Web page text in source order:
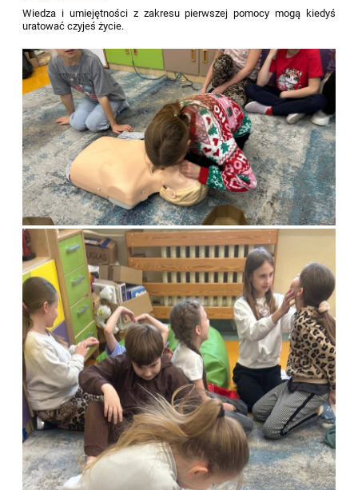
Wiedza i umiejętności z zakresu pierwszej pomocy mogą kiedyś
uratować czyjeś życie.